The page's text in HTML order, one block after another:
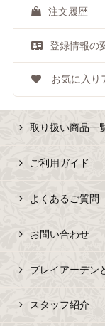
注文履歴
登録情報の
お気に入り
取り扱い商品一
ご利用ガイド
よくあるご質問
お問い合わせ
プレイアーデン
スタッフ紹介